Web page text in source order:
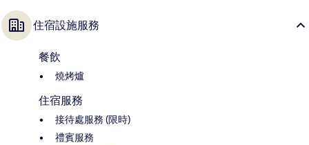
住宿設施服務
餐飲
燒烤爐
住宿服務
接待處服務 (限時)
禮賓服務